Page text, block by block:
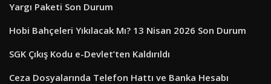
Yargı Paketi Son Durum
Hobi Bahçeleri Yıkılacak Mı? 13 Nisan 2026 Son Durum
SGK Çıkış Kodu e-Devlet’ten Kaldırıldı
Ceza Dosyalarında Telefon Hattı ve Banka Hesabı